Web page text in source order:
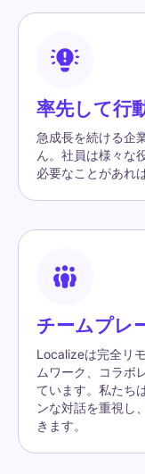
率先して行
急成長を続ける企
ん。社員は様々な
必要なことがあれ
チームプレ
Localizeは完全リ
ムワーク、コラボ
ています。私たち
ンな対話を重視し
きます。